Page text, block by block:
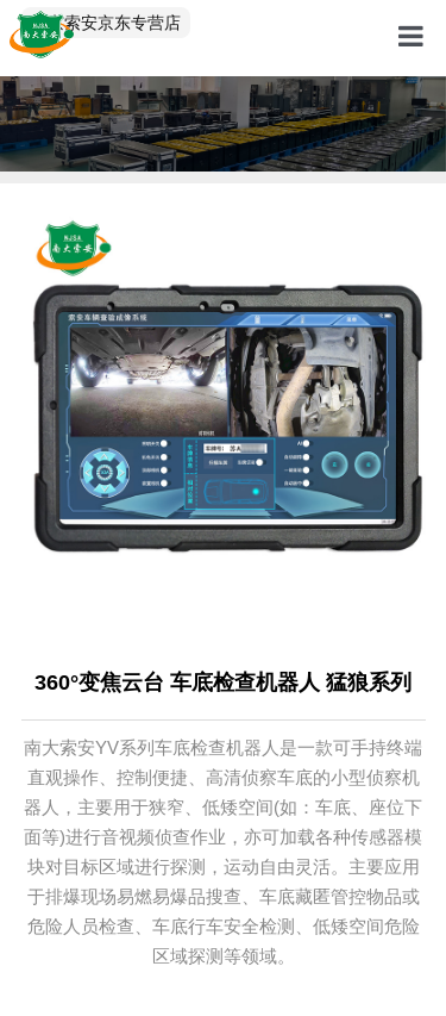
首
产
关
中文/EN
南京索安京东专营店
360°变焦云台 车底检查机器人 猛狼系列
南大索安YV系列车底检查机器人是一款可手持终端
直观操作、控制便捷、高清侦察车底的小型侦察机
器人，主要用于狭窄、低矮空间(如：车底、座位下
面等)进行音视频侦查作业，亦可加载各种传感器模
块对目标区域进行探测，运动自由灵活。主要应用
于排爆现场易燃易爆品搜查、车底藏匿管控物品或
危险人员检查、车底行车安全检测、低矮空间危险
区域探测等领域。